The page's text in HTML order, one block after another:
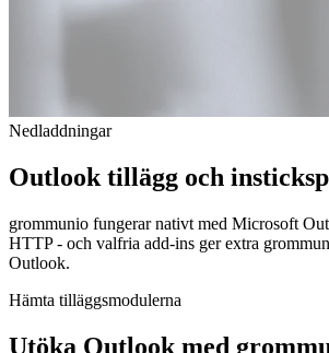
Nedladdningar
Outlooktillägg och
grommunio fungerar nativt med Microsoft
HTTP - och valfria add-ins ger extra
Outlook.
Hämta tilläggsmodulerna
Utöka Outlook med